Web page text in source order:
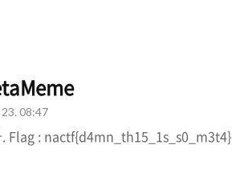
08:47
. Flag : nactf{d4mn_th15_1s_s0_m3t4}